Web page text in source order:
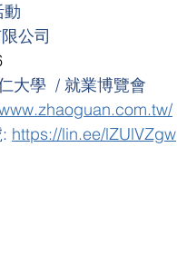
公司
大學  / 就業博覽會
https://lin.ee/lZUlVZgw